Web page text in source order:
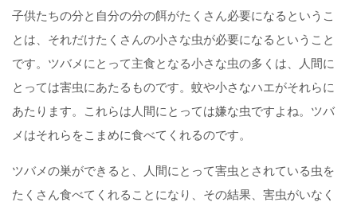
子供たちの分と自分の分の餌がたくさん必要になるというこ
とは、それだけたくさんの小さな虫が必要になるということ
です。ツバメにとって主食となる小さな虫の多くは、人間に
とっては害虫にあたるものです。蚊や小さなハエがそれらに
あたります。これらは人間にとっては嫌な虫ですよね。ツバ
メはそれらをこまめに食べてくれるのです。
ツバメの巣ができると、人間にとって害虫とされている虫を
たくさん食べてくれることになり、その結果、害虫がいなく